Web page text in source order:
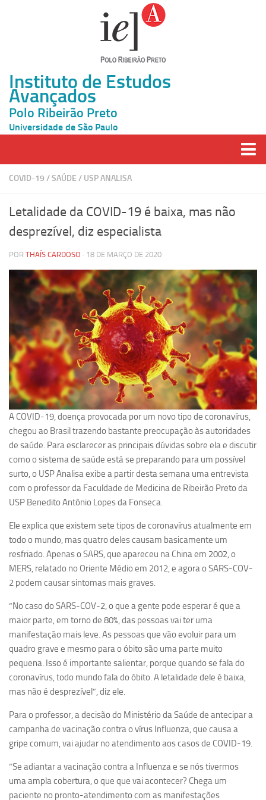
Instituto de Estudos
Avançados
Polo Ribeirão Preto
Universidade de São Paulo
Página Inicial
Inscrição
Atividades
Pesquisa
Grupos de Estudo
Carreira Docente de Impacto
Ciência, Arte, Educação e Sociedade: CienArtES
Grupo de Estudos Avançados em Tecnologia e Informação
em Saúde com foco em Populações Vulneráveis
(Confluencia)
Grupos de estudo encerrados
Grupos de Pesquisa
Criminologia Experimental e Segurança Pública
Grupo de Pesquisa GPUBLIC – Centro de Estudos em Gestão
e Políticas Públicas Contemporâneas
Ano Sabático
Daniel Domingues dos Santos
Programas Ano Sabático Encerrados
Cristina Godoy Bernardo de Oliveira (FDRP)
Evandro Eduardo Seron Ruiz
Fabiana Cristina Severi (FDRP)
Fernando de Lima Caneppele
Geciane Silveira Porto
Maria Paula Costa Bertran
Professor Sênior
Institucional
Polo Ribeirão Preto
COVID-19 /SAÚDE / USP ANALISA
Letalidade da COVID-19 é baixa, mas não
desprezível, diz especialista
POR THAÍS CARDOSO · 18 DE MARÇO DE 2020
A COVID-19, doença provocada por um novo tipo de coronavírus,
chegou ao Brasil trazendo bastante preocupação às autoridades
de saúde. Para esclarecer as principais dúvidas sobre ela e discutir
como o sistema de saúde está se preparando para um possível
surto, o USP Analisa exibe a partir desta semana uma entrevista
com o professor da Faculdade de Medicina de Ribeirão Preto da
USP Benedito Antônio Lopes da Fonseca.
Ele explica que existem sete tipos de coronavírus atualmente em
todo o mundo, mas quatro deles causam basicamente um
resfriado. Apenas o SARS, que apareceu na China em 2002, o
MERS, relatado no Oriente Médio em 2012, e agora o SARS-COV-
2 podem causar sintomas mais graves.
“No caso do SARS-COV-2, o que a gente pode esperar é que a
maior parte, em torno de 80%, das pessoas vai ter uma
manifestação mais leve. As pessoas que vão evoluir para um
quadro grave e mesmo para o óbito são uma parte muito
pequena. Isso é importante salientar, porque quando se fala do
coronavírus, todo mundo fala do óbito. A letalidade dele é baixa,
mas não é desprezível”, diz ele.
Para o professor, a decisão do Ministério da Saúde de antecipar a
campanha de vacinação contra o vírus Influenza, que causa a
gripe comum, vai ajudar no atendimento aos casos de COVID-19.
“Se adiantar a vacinação contra a Influenza e se nós tivermos
uma ampla cobertura, o que que vai acontecer? Chega um
paciente no pronto-atendimento com as manifestações